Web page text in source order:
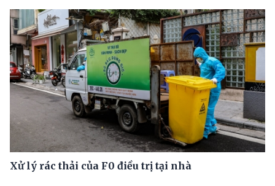
Xử lý rác thải của F0 điều trị tại nhà